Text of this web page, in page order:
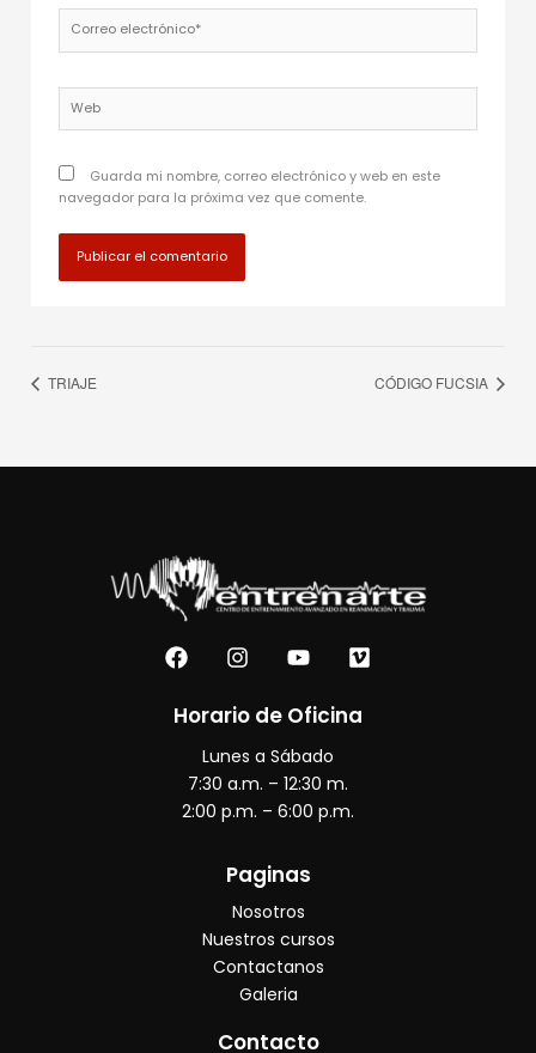
electrónico*
Guarda mi nombre, correo electrónico y web en este
navegador para la próxima vez que comente.
TRIAJE CÓDIGO FUCSIA
F
a
e
o
k
I
n
t
g
r
a
Y
o
t
b
e
V
i
e
Horario de Oficina
Lunes a Sábado
7:30 a.m. – 12:30 m.
2:00 p.m. – 6:00 p.m.
Paginas
Nosotros
Nuestros cursos
Contactanos
Galeria
Contacto